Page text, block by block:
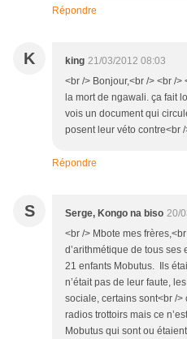
Répondre
K king 21/03/2012 08:03
<br /> Bonjour,<br /> <br /
la mort de ngawali. ça fait
vois un document qui
posent leur véto contre<br
Répondre
S Serge, Kongo na biso 20/
<br /> Mbote mes
d’arithmétique de tous ses
21 enfants Mobutus. Ils
n’était pas de leur faute,
sociale, certains sont<br /
radios trottoirs mais ce
Mobutus qui sont ou